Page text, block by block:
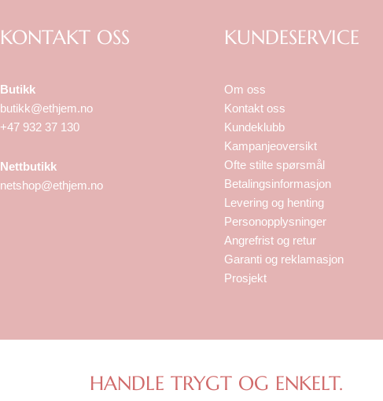
KONTAKT OSS
Butikk
butikk@ethjem.no
+47 932 37 130
Nettbutikk
netshop@ethjem.no
KUNDESERVICE
Om oss
Kontakt oss
Kundeklubb
Kampanjeoversikt
Ofte stilte spørsmål
Betalingsinformasjon
Levering og henting
Personopplysninger
Angrefrist og retur
Garanti og reklamasjon
Prosjekt
HANDLE TRYGT OG ENKELT.